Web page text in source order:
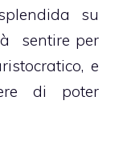
su
sentire per
e
di poter